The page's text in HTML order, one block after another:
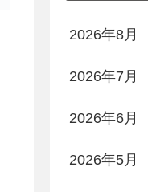
2026年8月
2026年7月
2026年6月
2026年5月